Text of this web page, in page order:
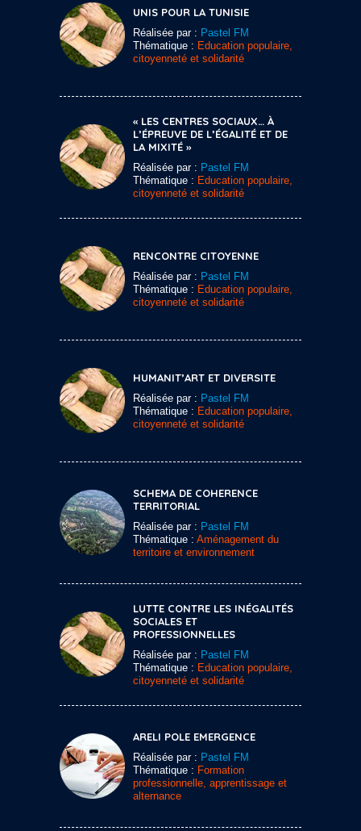
UNIS POUR LA TUNISIE
Réalisée par : Pastel FM
Thématique : Education populaire,
citoyenneté et solidarité
« LES CENTRES SOCIAUX… À
L’ÉPREUVE DE L’ÉGALITÉ ET DE
LA MIXITÉ »
Réalisée par : Pastel FM
Thématique : Education populaire,
citoyenneté et solidarité
RENCONTRE CITOYENNE
Réalisée par : Pastel FM
Thématique : Education populaire,
citoyenneté et solidarité
HUMANIT’ART ET DIVERSITE
Réalisée par : Pastel FM
Thématique : Education populaire,
citoyenneté et solidarité
SCHEMA DE COHERENCE
TERRITORIAL
Réalisée par : Pastel FM
Thématique : Aménagement du
territoire et environnement
LUTTE CONTRE LES INÉGALITÉS
SOCIALES ET
PROFESSIONNELLES
Réalisée par : Pastel FM
Thématique : Education populaire,
citoyenneté et solidarité
ARELI POLE EMERGENCE
Réalisée par : Pastel FM
Thématique : Formation
professionnelle, apprentissage et
alternance